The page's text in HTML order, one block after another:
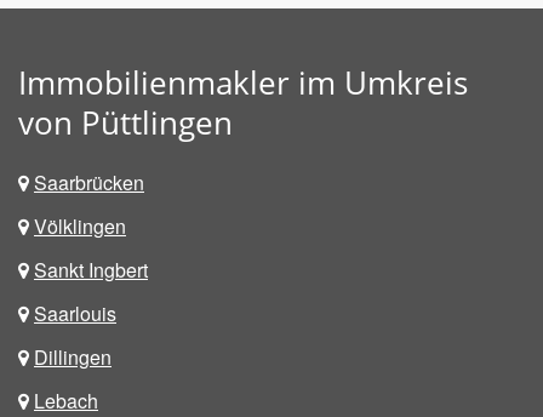
Immobilienmakler im Umkreis
von Püttlingen
Saarbrücken
Völklingen
Sankt Ingbert
Saarlouis
Dillingen
Lebach